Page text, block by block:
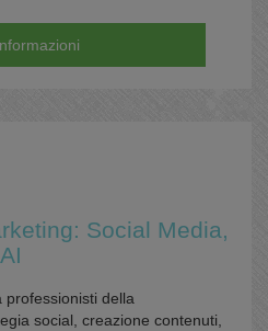
Social Media,
professionisti della
social, creazione contenuti,